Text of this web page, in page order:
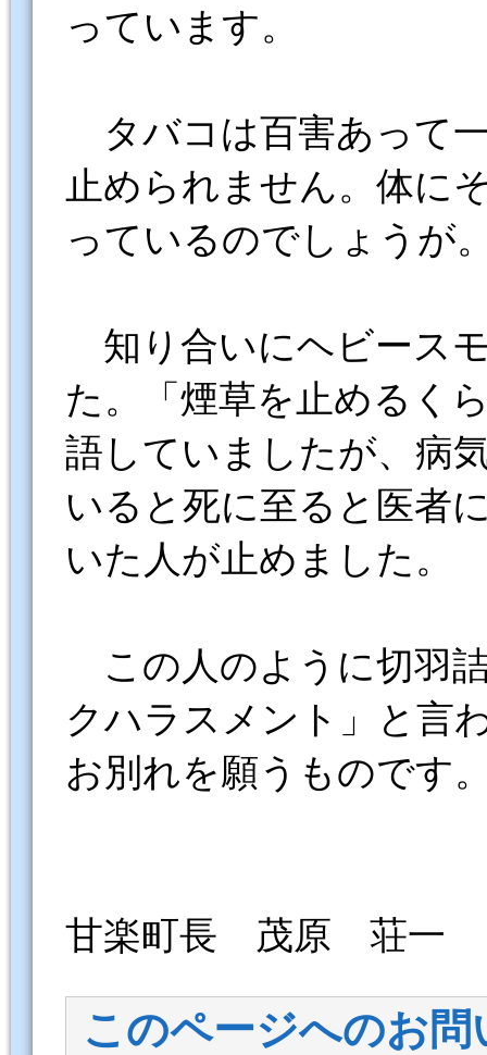
っています。
タバコは百害あって
止められません。体に
っているのでしょうが
知り合いにヘビース
た。「煙草を止めるく
語していましたが、病
いると死に至ると医者
いた人が止めました。
この人のように切羽
クハラスメント」と言
お別れを願うもので
甘楽町長 茂原 荘一
このページへのお問